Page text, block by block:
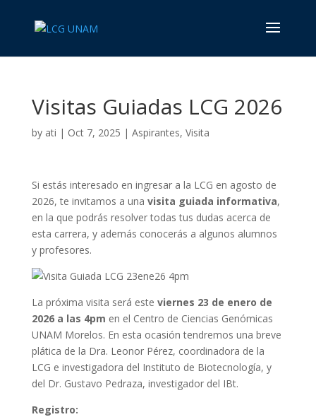
Visitas Guiadas LCG 2026
by ati | Oct 7, 2025 | Aspirantes, Visita
Si estás interesado en ingresar a la LCG en agosto de
2026, te invitamos a una visita guiada informativa,
en la que podrás resolver todas tus dudas acerca de
esta carrera, y además conocerás a algunos alumnos
y profesores.
La próxima visita será este viernes 23 de enero de
2026 a las 4pm en el Centro de Ciencias Genómicas
UNAM Morelos. En esta ocasión tendremos una breve
plática de la Dra. Leonor Pérez, coordinadora de la
LCG e investigadora del Instituto de Biotecnología, y
del Dr. Gustavo Pedraza, investigador del IBt.
Registro: